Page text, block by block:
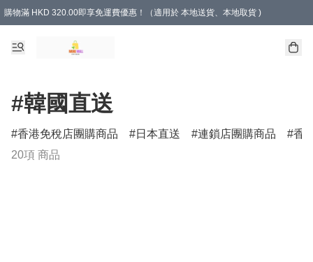
購物滿 HKD 320.00即享免運費優惠！（適用於 本地送貨、本地取貨 )
#韓國直送
香港免稅店團購商品 日本直送 連鎖店團購商品
香
20項 商品